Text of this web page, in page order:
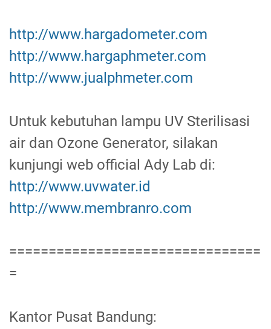
http://www.hargadometer.com
http://www.hargaphmeter.com
http://www.jualphmeter.com
Untuk kebutuhan lampu UV Sterilisasi
air dan Ozone Generator, silakan
kunjungi web official Ady Lab di:
http://www.uvwater.id
http://www.membranro.com
================================
=
Kantor Pusat Bandung: